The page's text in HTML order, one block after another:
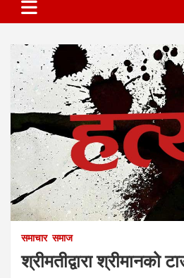
समाचार समाज
श्रीमतीद्वारा श्रीमानको